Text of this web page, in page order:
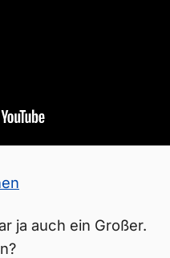
ja auch ein Großer.